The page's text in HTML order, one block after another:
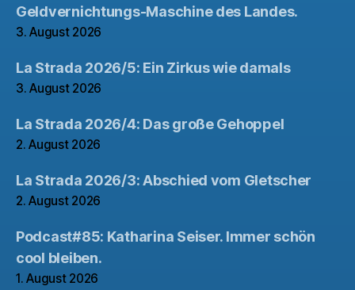
Geldvernichtungs-Maschine des Landes.
3. August 2026
La Strada 2026/5: Ein Zirkus wie damals
3. August 2026
La Strada 2026/4: Das große Gehoppel
2. August 2026
La Strada 2026/3: Abschied vom Gletscher
2. August 2026
Podcast#85: Katharina Seiser. Immer schön
cool bleiben.
1. August 2026